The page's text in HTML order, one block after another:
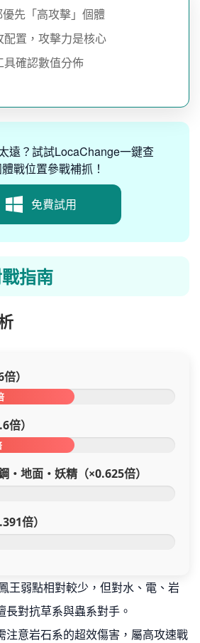
先「高攻擊」個體
配置，攻擊力是核心
具確認數值分佈
遠？試試LocaChange一鍵查
戰位置參戰補抓！
免費試用
指南
）
倍）
・地面・妖精（×0.625倍）
倍）
王弱點相對較少，但對水、電、岩
對抗草系與蟲系對手。
注意岩石系的超效傷害，屬高攻速戰